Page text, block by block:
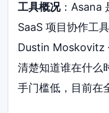
工具概况：Asana
SaaS 项目协作工
Dustin Moskovitz
清楚知道谁在什么
手门槛低，目前在